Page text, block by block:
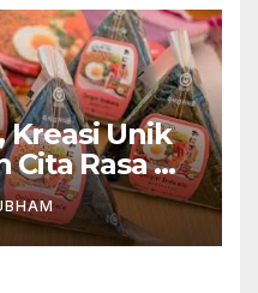
Kreasi Unik
Cita Rasa Mi